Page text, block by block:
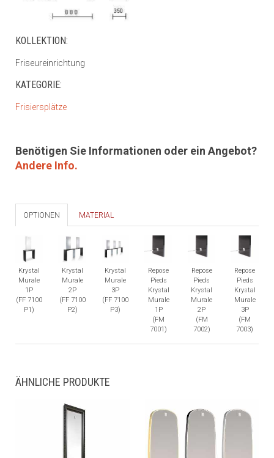
KOLLEKTION:
Friseureinrichtung
KATEGORIE:
Frisiersplätze
Benötigen Sie Informationen oder ein Angebot?
Andere Info.
OPTIONEN MATERIAL
Krystal
Murale
1P
(FF 7100
P1)
Krystal
Murale
2P
(FF 7100
P2)
Krystal
Murale
3P
(FF 7100
P3)
Repose
Pieds
Krystal
Murale
1P
(FM
7001)
Repose
Pieds
Krystal
Murale
2P
(FM
7002)
Repose
Pieds
Krystal
Murale
3P
(FM
7003)
ÄHNLICHE PRODUKTE